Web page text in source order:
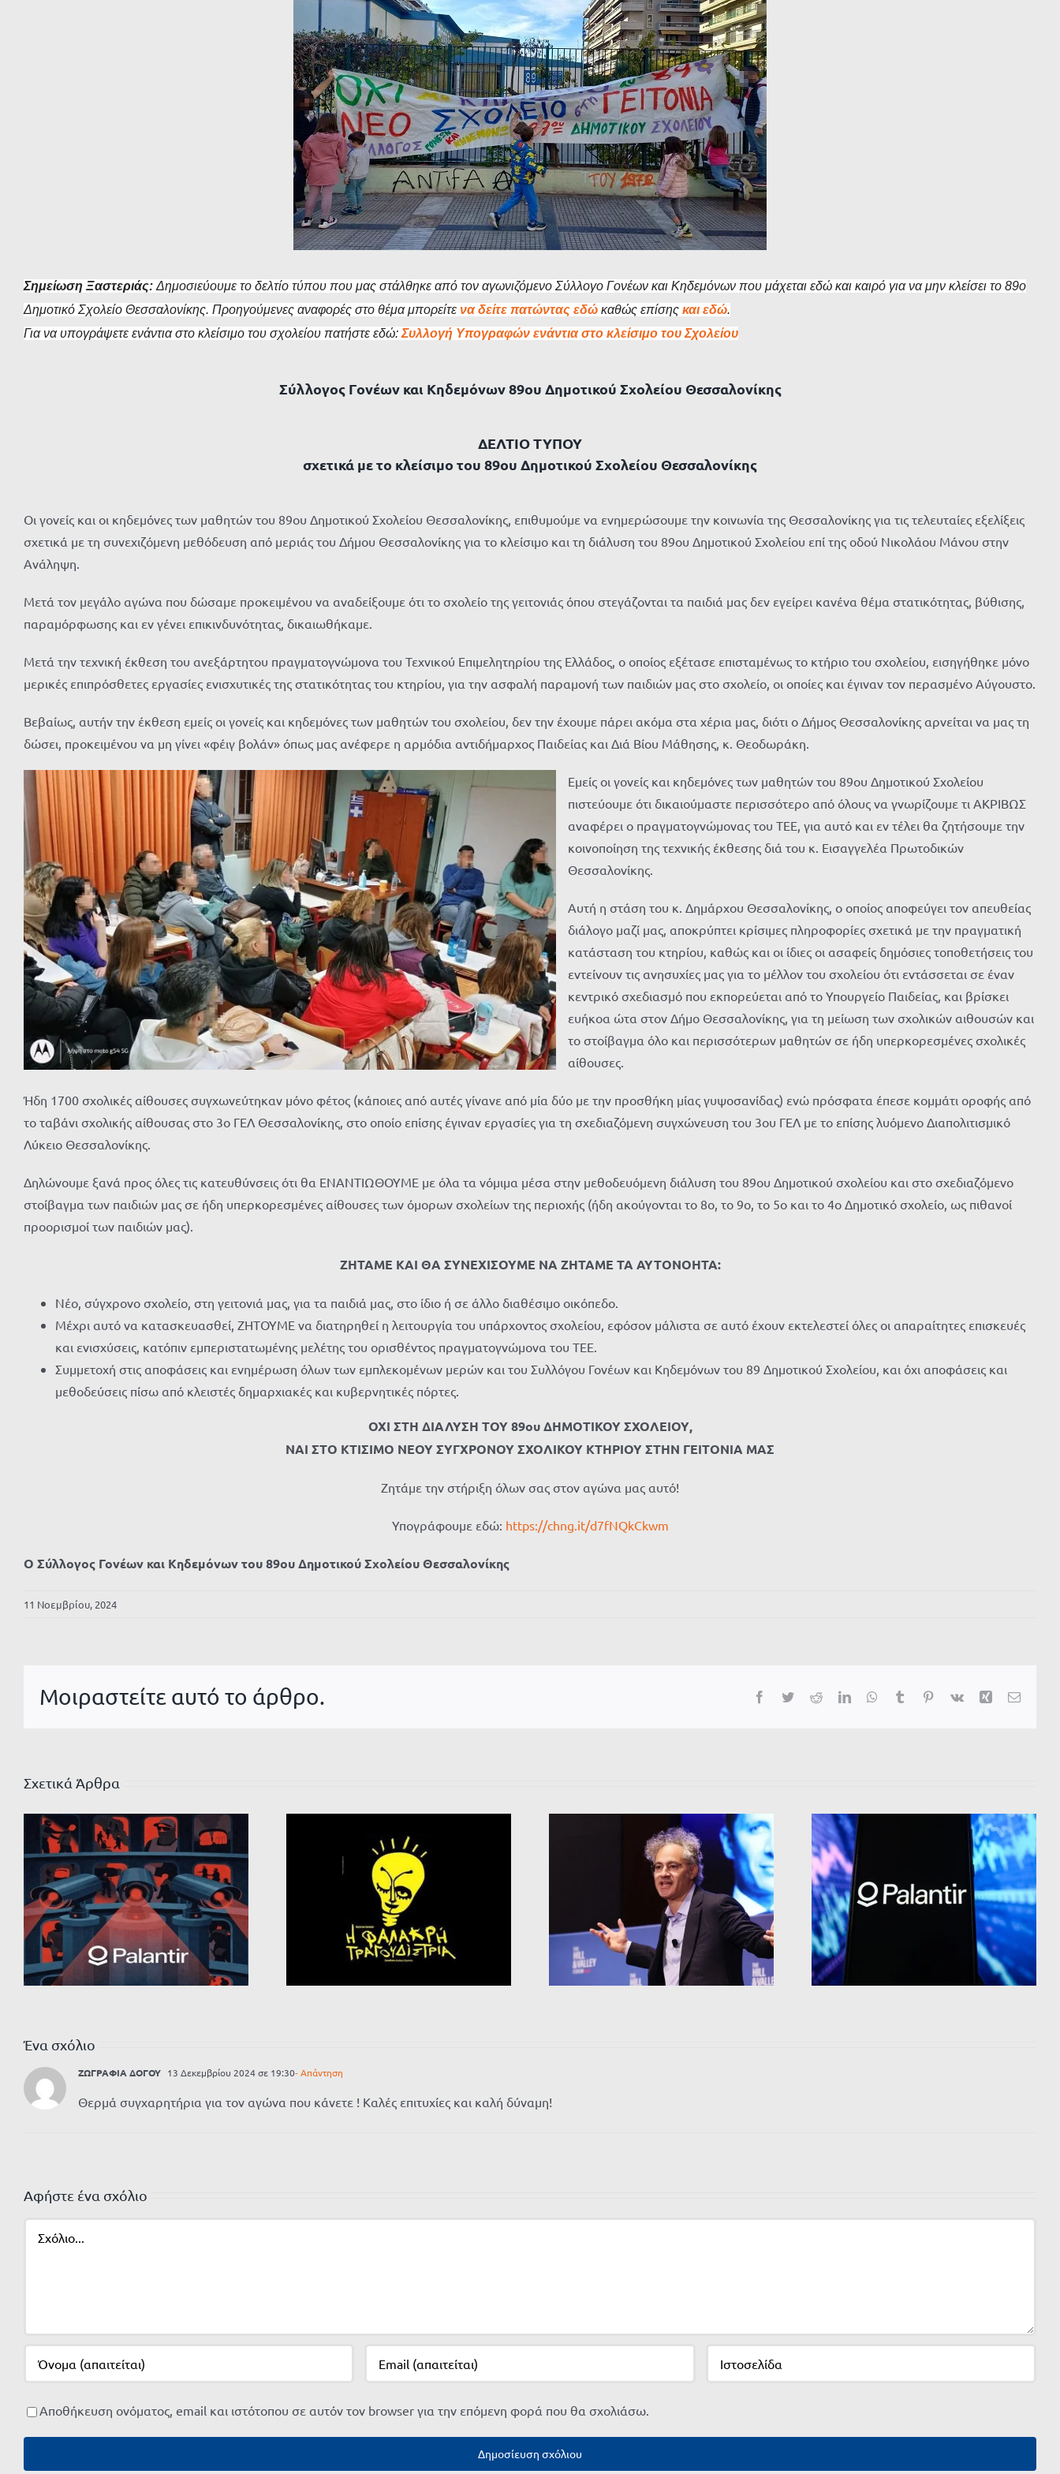
Σημείωση Ξαστεριάς: Δημοσιεύουμε το δελτίο τύπου που μας στάλθηκε από τον αγωνιζόμενο Σύλλογο Γονέων και Κηδεμόνων που μάχεται εδώ και καιρό για να μην κλείσει το 89ο
Δημοτικό Σχολείο Θεσσαλονίκης. Προηγούμενες αναφορές στο θέμα μπορείτε να δείτε πατώντας εδώ καθώς επίσης και εδώ.
Για να υπογράψετε ενάντια στο κλείσιμο του σχολείου πατήστε εδώ: Συλλογή Υπογραφών ενάντια στο κλείσιμο του Σχολείου
Σύλλογος Γονέων και Κηδεμόνων 89ου Δημοτικού Σχολείου Θεσσαλονίκης
ΔΕΛΤΙΟ ΤΥΠΟΥ
σχετικά με το κλείσιμο του 89ου Δημοτικού Σχολείου Θεσσαλονίκης
Οι γονείς και οι κηδεμόνες των μαθητών του 89ου Δημοτικού Σχολείου Θεσσαλονίκης, επιθυμούμε να ενημερώσουμε την κοινωνία της Θεσσαλονίκης για τις τελευταίες εξελίξεις
σχετικά με τη συνεχιζόμενη μεθόδευση από μεριάς του Δήμου Θεσσαλονίκης για το κλείσιμο και τη διάλυση του 89ου Δημοτικού Σχολείου επί της οδού Νικολάου Μάνου στην
Ανάληψη.
Μετά τον μεγάλο αγώνα που δώσαμε προκειμένου να αναδείξουμε ότι το σχολείο της γειτονιάς όπου στεγάζονται τα παιδιά μας δεν εγείρει κανένα θέμα στατικότητας, βύθισης,
παραμόρφωσης και εν γένει επικινδυνότητας, δικαιωθήκαμε.
Μετά την τεχνική έκθεση του ανεξάρτητου πραγματογνώμονα του Τεχνικού Επιμελητηρίου της Ελλάδος, ο οποίος εξέτασε επισταμένως το κτήριο του σχολείου, εισηγήθηκε μόνο
μερικές επιπρόσθετες εργασίες ενισχυτικές της στατικότητας του κτηρίου, για την ασφαλή παραμονή των παιδιών μας στο σχολείο, οι οποίες και έγιναν τον περασμένο Αύγουστο.
Βεβαίως, αυτήν την έκθεση εμείς οι γονείς και κηδεμόνες των μαθητών του σχολείου, δεν την έχουμε πάρει ακόμα στα χέρια μας, διότι ο Δήμος Θεσσαλονίκης αρνείται να μας τη
δώσει, προκειμένου να μη γίνει «φέιγ βολάν» όπως μας ανέφερε η αρμόδια αντιδήμαρχος Παιδείας και Διά Βίου Μάθησης, κ. Θεοδωράκη.
Εμείς οι γονείς και κηδεμόνες των μαθητών του 89ου Δημοτικού Σχολείου
πιστεύουμε ότι δικαιούμαστε περισσότερο από όλους να γνωρίζουμε τι ΑΚΡΙΒΩΣ
αναφέρει ο πραγματογνώμονας του ΤΕΕ, για αυτό και εν τέλει θα ζητήσουμε την
κοινοποίηση της τεχνικής έκθεσης διά του κ. Εισαγγελέα Πρωτοδικών
Θεσσαλονίκης.
Αυτή η στάση του κ. Δημάρχου Θεσσαλονίκης, ο οποίος αποφεύγει τον απευθείας
διάλογο μαζί μας, αποκρύπτει κρίσιμες πληροφορίες σχετικά με την πραγματική
κατάσταση του κτηρίου, καθώς και οι ίδιες οι ασαφείς δημόσιες τοποθετήσεις του
εντείνουν τις ανησυχίες μας για το μέλλον του σχολείου ότι εντάσσεται σε έναν
κεντρικό σχεδιασμό που εκπορεύεται από το Υπουργείο Παιδείας, και βρίσκει
ευήκοα ώτα στον Δήμο Θεσσαλονίκης, για τη μείωση των σχολικών αιθουσών και
το στοίβαγμα όλο και περισσότερων μαθητών σε ήδη υπερκορεσμένες σχολικές
αίθουσες.
Ήδη 1700 σχολικές αίθουσες συγχωνεύτηκαν μόνο φέτος (κάποιες από αυτές γίνανε από μία δύο με την προσθήκη μίας γυψοσανίδας) ενώ πρόσφατα έπεσε κομμάτι οροφής από
το ταβάνι σχολικής αίθουσας στο 3ο ΓΕΛ Θεσσαλονίκης, στο οποίο επίσης έγιναν εργασίες για τη σχεδιαζόμενη συγχώνευση του 3ου ΓΕΛ με το επίσης λυόμενο Διαπολιτισμικό
Λύκειο Θεσσαλονίκης.
Δηλώνουμε ξανά προς όλες τις κατευθύνσεις ότι θα ΕΝΑΝΤΙΩΘΟΥΜΕ με όλα τα νόμιμα μέσα στην μεθοδευόμενη διάλυση του 89ου Δημοτικού σχολείου και στο σχεδιαζόμενο
στοίβαγμα των παιδιών μας σε ήδη υπερκορεσμένες αίθουσες των όμορων σχολείων της περιοχής (ήδη ακούγονται το 8ο, το 9ο, το 5ο και το 4ο Δημοτικό σχολείο, ως πιθανοί
προορισμοί των παιδιών μας).
ΖΗΤΑΜΕ ΚΑΙ ΘΑ ΣΥΝΕΧΙΣΟΥΜΕ ΝΑ ΖΗΤΑΜΕ ΤΑ ΑΥΤΟΝΟΗΤΑ:
Νέο, σύγχρονο σχολείο, στη γειτονιά μας, για τα παιδιά μας, στο ίδιο ή σε άλλο διαθέσιμο οικόπεδο.
Μέχρι αυτό να κατασκευασθεί, ΖΗΤΟΥΜΕ να διατηρηθεί η λειτουργία του υπάρχοντος σχολείου, εφόσον μάλιστα σε αυτό έχουν εκτελεστεί όλες οι απαραίτητες επισκευές
και ενισχύσεις, κατόπιν εμπεριστατωμένης μελέτης του ορισθέντος πραγματογνώμονα του ΤΕΕ.
Συμμετοχή στις αποφάσεις και ενημέρωση όλων των εμπλεκομένων μερών και του Συλλόγου Γονέων και Κηδεμόνων του 89 Δημοτικού Σχολείου, και όχι αποφάσεις και
μεθοδεύσεις πίσω από κλειστές δημαρχιακές και κυβερνητικές πόρτες.
ΟΧΙ ΣΤΗ ΔΙΑΛΥΣΗ ΤΟΥ 89ου ΔΗΜΟΤΙΚΟΥ ΣΧΟΛΕΙΟΥ,
ΝΑΙ ΣΤΟ ΚΤΙΣΙΜΟ ΝΕΟΥ ΣΥΓΧΡΟΝΟΥ ΣΧΟΛΙΚΟΥ ΚΤΗΡΙΟΥ ΣΤΗΝ ΓΕΙΤΟΝΙΑ ΜΑΣ
Ζητάμε την στήριξη όλων σας στον αγώνα μας αυτό!
Υπογράφουμε εδώ: https://chng.it/d7fNQkCkwm
Ο Σύλλογος Γονέων και Κηδεμόνων του 89ου Δημοτικού Σχολείου Θεσσαλονίκης
11 Νοεμβρίου, 2024
Μοιραστείτε αυτό το άρθρο. Facebook
TwitterRedditLinkedInWhatsApp
Tumblr Pinterest
Vk Xing Email
Σχετικά Άρθρα
Ένα σχόλιο
ΖΩΓΡΑΦΙΑ ΔΟΓΟΥ 13 Δεκεμβρίου 2024 σε 19:30- Απάντηση
Θερμά συγχαρητήρια για τον αγώνα που κάνετε ! Καλές επιτυχίες και καλή δύναμη!
Αφήστε ένα σχόλιο
Αποθήκευση ονόματος, email και ιστότοπου σε αυτόν τον browser για την επόμενη φορά που θα σχολιάσω.